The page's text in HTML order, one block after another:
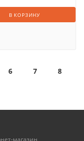
В КОРЗИНУ
6 7 8
магазин